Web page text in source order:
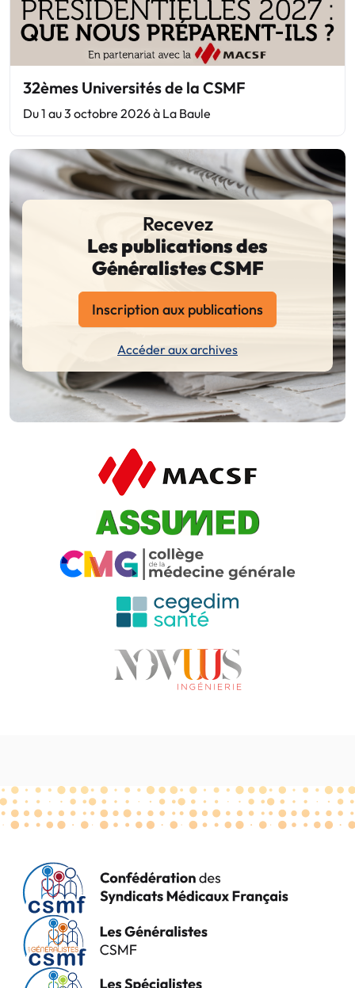
32èmes Universités de la CSMF
Du 1 au 3 octobre 2026 à La Baule
Recevez
Les publications des
Généralistes CSMF
Inscription aux publications
Accéder aux archives